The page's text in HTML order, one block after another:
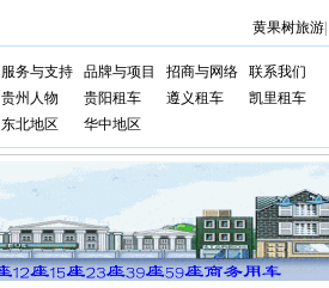
黄果树旅游|
服务与支持 品牌与项目 招商与网络 联系我们
贵州人物 贵阳租车 遵义租车 凯里租车
东北地区 华中地区